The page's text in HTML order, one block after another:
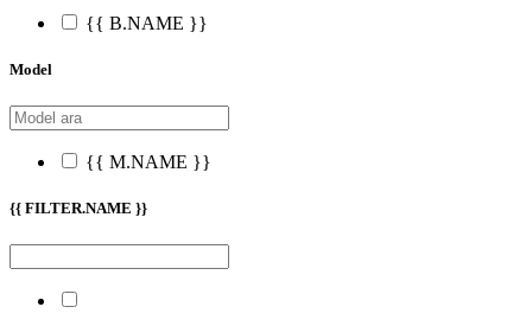
{{ B.NAME }}
Model
{{ M.NAME }}
{{ FILTER.NAME }}